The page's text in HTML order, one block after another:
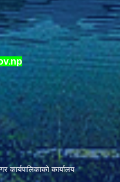
कार्यालय